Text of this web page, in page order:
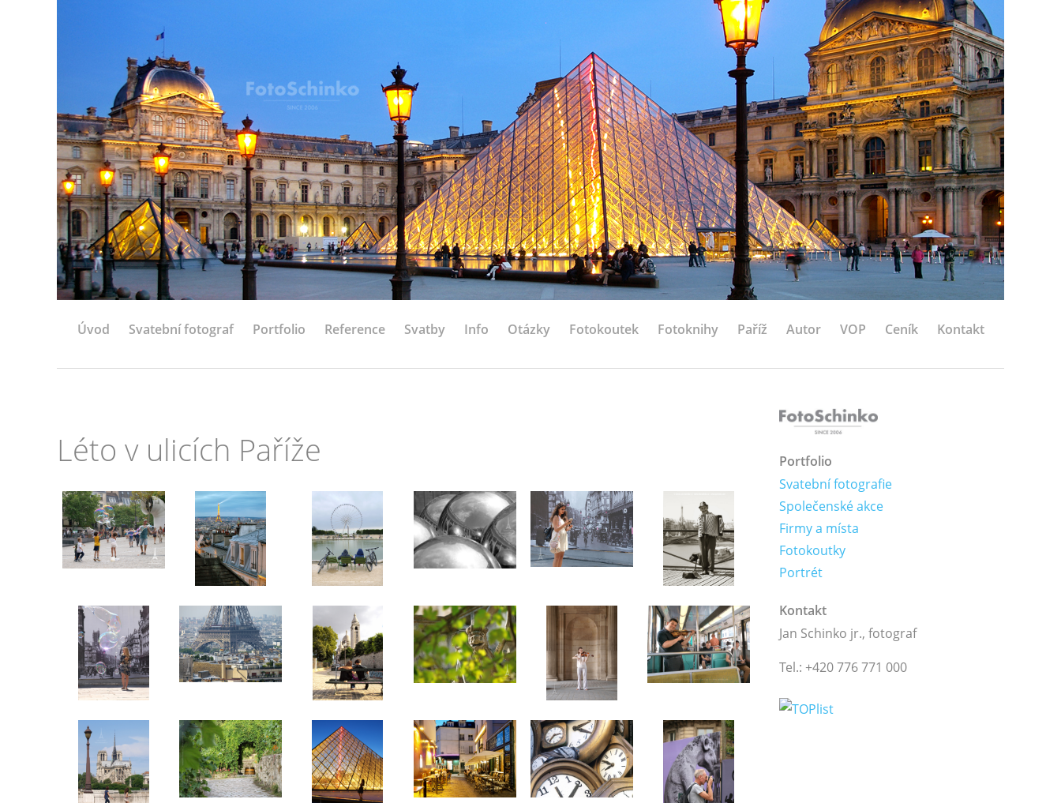
Úvod Svatební fotograf Portfolio Reference Svatby Info Otázky Fotokoutek Fotoknihy Paříž Autor VOP Ceník Kontakt
Léto v ulicích Paříže
Portfolio
Svatební fotografie
Společenské akce
Firmy a místa
Fotokoutky
Portrét
Kontakt
Jan Schinko jr., fotograf
Tel.: +420 776 771 000